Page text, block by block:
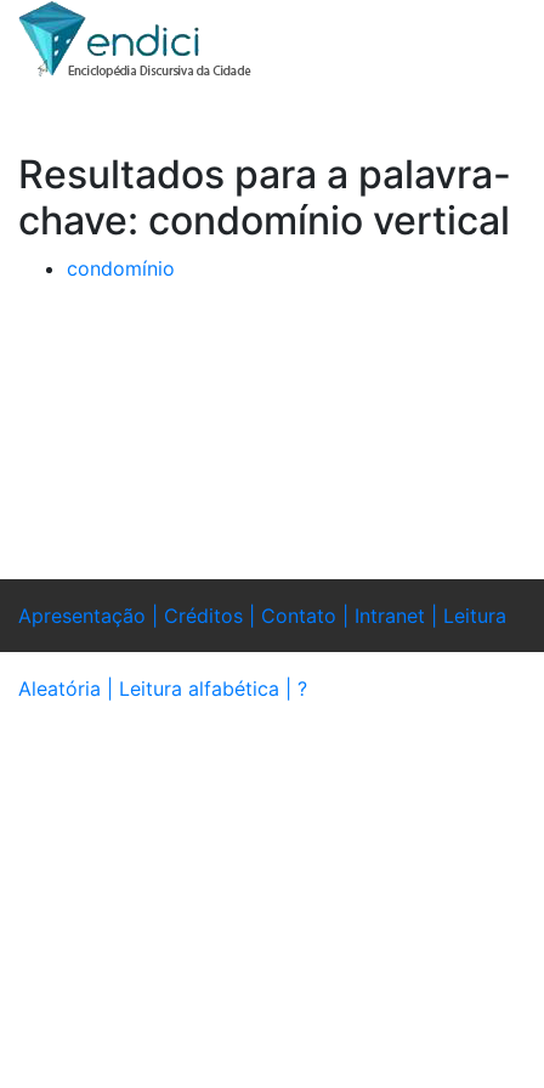
Resultados para a palavra-
chave: condomínio vertical
condomínio
Apresentação | Créditos | Contato | Intranet | Leitura
Aleatória | Leitura alfabética | ?